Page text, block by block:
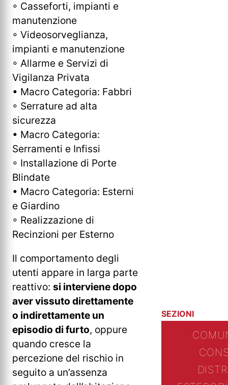
◦ Casseforti, impianti e
manutenzione
◦ Videosorveglianza,
impianti e manutenzione
◦ Allarme e Servizi di
Vigilanza Privata
• Macro Categoria: Fabbri
◦ Serrature ad alta
sicurezza
• Macro Categoria:
Serramenti e Infissi
◦ Installazione di Porte
Blindate
• Macro Categoria: Esterni
e Giardino
◦ Realizzazione di
Recinzioni per Esterno
Il comportamento degli
utenti appare in larga parte
reattivo: si interviene dopo
aver vissuto direttamente
o indirettamente un
episodio di furto, oppure
quando cresce la
percezione del rischio in
seguito a un’assenza
SEZIONI